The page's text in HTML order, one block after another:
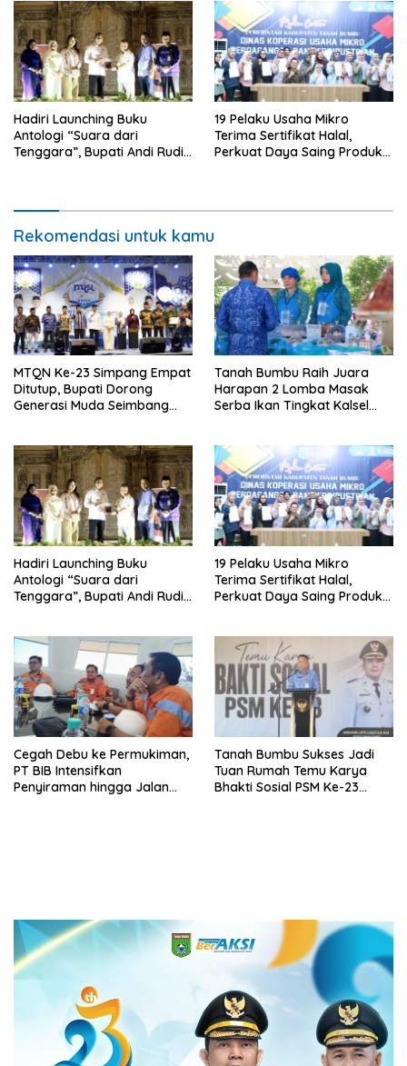
Hadiri Launching Buku
Antologi “Suara dari
Tenggara”, Bupati Andi Rudi
19 Pelaku Usaha Mikro
Terima Sertifikat Halal,
Perkuat Daya Saing Produk
Rekomendasi untuk kamu
MTQN Ke-23 Simpang Empat
Ditutup, Bupati Dorong
Generasi Muda Seimbang
Tanah Bumbu Raih Juara
Harapan 2 Lomba Masak
Serba Ikan Tingkat Kalsel
Hadiri Launching Buku
Antologi “Suara dari
Tenggara”, Bupati Andi Rudi
Bumi Bersujud
19 Pelaku Usaha Mikro
Terima Sertifikat Halal,
Perkuat Daya Saing Produk
Cegah Debu ke Permukiman,
PT BIB Intensifkan
Penyiraman hingga Jalan
Tanah Bumbu Sukses Jadi
Tuan Rumah Temu Karya
Bhakti Sosial PSM Ke-23